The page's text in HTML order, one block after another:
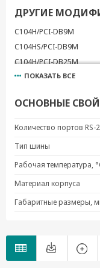
ДРУГИЕ
C104H/PCI-DB9M
C104HS/PCI-DB9M
C104H/PCI-DB25M
CBL-M37M25x4-30
ПОКАЗАТЬ ВСЕ
ОСНОВНЫЕ
Количество портов RS-
Тип шины
Рабочая температура,
Материал корпуса
Габаритные размеры,